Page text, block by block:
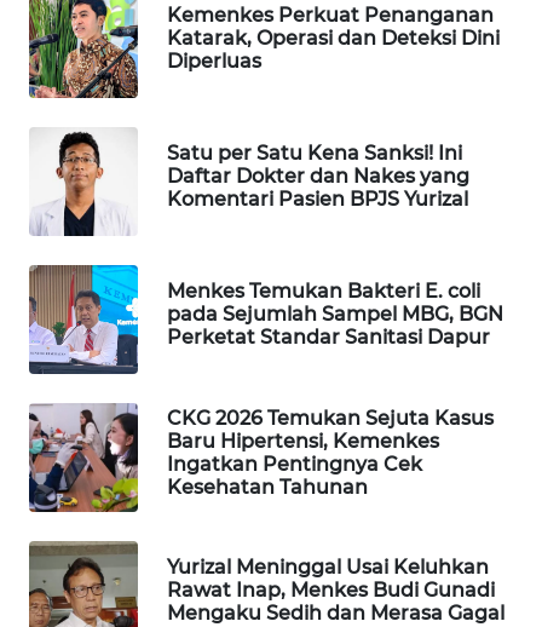
Kemenkes Perkuat Penanganan
Katarak, Operasi dan Deteksi Dini
Diperluas
Satu per Satu Kena Sanksi! Ini
Daftar Dokter dan Nakes yang
Komentari Pasien BPJS Yurizal
Menkes Temukan Bakteri E. coli
pada Sejumlah Sampel MBG, BGN
Perketat Standar Sanitasi Dapur
CKG 2026 Temukan Sejuta Kasus
Baru Hipertensi, Kemenkes
Ingatkan Pentingnya Cek
Kesehatan Tahunan
Yurizal Meninggal Usai Keluhkan
Rawat Inap, Menkes Budi Gunadi
Mengaku Sedih dan Merasa Gagal
ADVOKAT
WAHANA
INFRASTRUKTUR
WAHANA
KONSUMEN
LISTRIK
WAHANA
TRAVEL
WAHANA
TV
ID
WAHANANEWS